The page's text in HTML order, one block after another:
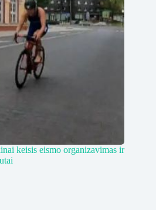
keisis eismo organizavimas ir